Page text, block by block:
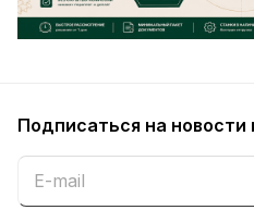
Подписаться на новости